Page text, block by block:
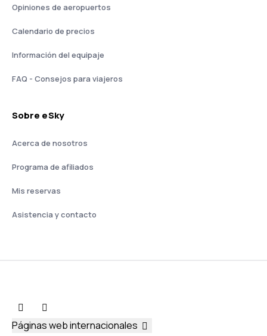
Opiniones de aeropuertos
Calendario de precios
Información del equipaje
FAQ - Consejos para viajeros
Sobre eSky
Acerca de nosotros
Programa de afiliados
Mis reservas
Asistencia y contacto
Páginas web internacionales